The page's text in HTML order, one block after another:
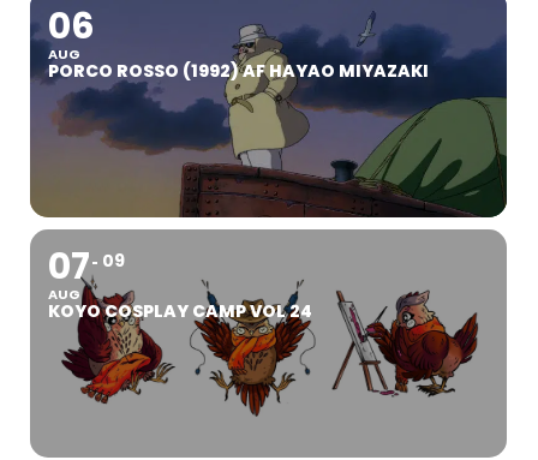
06
AUG
PORCO ROSSO (1992) AF HAYAO MIYAZAKI
07
AUG
09
KOYO COSPLAY CAMP VOL 24